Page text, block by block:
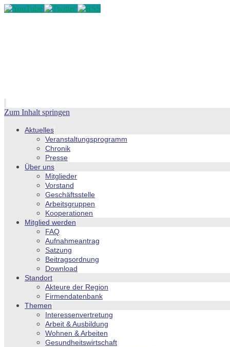
Zum Inhalt springen
Aktuelles
Veranstaltungsprogramm
Chronik
Presse
Über uns
Mitglieder
Vorstand
Geschäftsstelle
Arbeitsgruppen
Kooperationen
Mitglied werden
FAQ
Aufnahmeantrag
Satzung
Beitragsordnung
Download
Standort
Akteure der Region
Firmendatenbank
Themen
Interessenvertretung
Arbeit & Ausbildung
Wohnen & Arbeiten
Gesundheitswirtschaft